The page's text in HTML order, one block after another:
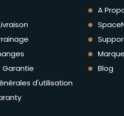
Garantie
d'utilisation
A
Blog